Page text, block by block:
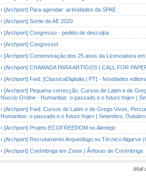
› [Archport] Para agendar: actividades da SPAE
› [Archport] Sortie de AE 2020
› [Archport] Congresso - pedido de desculpa
› [Archport] Congresso!
› [Archport] Comemoração dos 25 anos da Licenciatura
› [Archport] CHAMADA PARA ARTIGOS | CALL FOR
› [Archport] Fwd: [ClassicaDigitalia | PT] - Novidades
› [Archport] Pequena correcção. Cursos de Latim e de
Nuccio Ordine - Humanitas: o passado e o futuro hoje» |
› [Archport] Fwd: Cursos de Latim e de Grego Vivos,
Humanitas: o passado e o futuro hoje» | Setembro,
› [Archport] Projeto ECOFREEDOM no Alentejo
› [Archport] Recrutamento Arqueólogo ou Técnico Algarve
› [Archport] Conímbriga em Zoom | Ânforas de Conímbriga
Mail